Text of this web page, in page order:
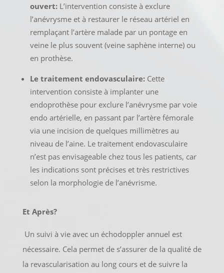
ouvert: L’intervention consiste à exclure
l’anévrysme et à restaurer le réseau artériel en
remplaçant l’artère malade par un pontage en
veine le plus souvent (veine saphène interne) ou
en prothèse.
Le traitement endovasculaire: Cette
intervention consiste à implanter une
endoprothèse pour exclure l’anévrysme par voie
endo artérielle, en passant par l’artère fémorale
via une incision de quelques millimètres au
niveau de l’aine. Le traitement endovasculaire
n’est pas envisageable chez tous les patients, car
les indications sont précises et très restrictives
selon la morphologie de l’anévrisme.
Et Après?
Un suivi à vie avec un échodoppler annuel est
nécessaire. Cela permet de s’assurer de la qualité de
la revascularisation au long cours et de suivre la